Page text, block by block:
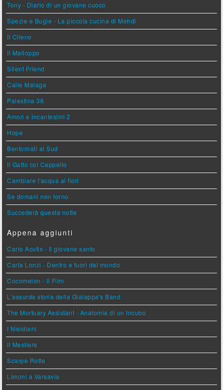
Tony - Diario di un giovane cuoco
Spezie e Bugie - La piccola cucina di Mehdi
Il Cileno
Il Malloppo
Silent Friend
Calle Malaga
Palestina 36
Amori e Incantesimi 2
Hope
Bentornati al Sud
Il Gatto col Cappello
Cambiare l'acqua ai fiori
Se domani non torno
Succederà questa notte
Appena aggiunti
Carlo Acutis - Il giovane santo
Carla Lonzi - Dentro e fuori dal mondo
Cocomelon - Il Film
L'assurda storia della Gialappa's Band
The Mortuary Assistant - Anatomia di un Incubo
I Nisidiani
Il Mestiere
Scarpe Rotte
Limoni a Varsavia